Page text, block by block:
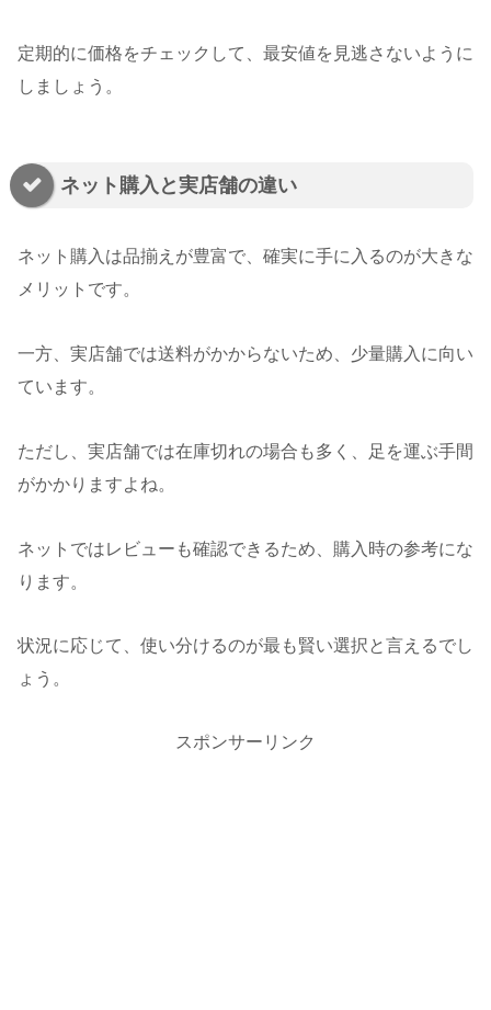
定期的に価格をチェックして、最安値を見逃さないように
しましょう。
ネット購入と実店舗の違い
ネット購入は品揃えが豊富で、確実に手に入るのが大きな
メリットです。
一方、実店舗では送料がかからないため、少量購入に向い
ています。
ただし、実店舗では在庫切れの場合も多く、足を運ぶ手間
がかかりますよね。
ネットではレビューも確認できるため、購入時の参考にな
ります。
状況に応じて、使い分けるのが最も賢い選択と言えるでし
ょう。
スポンサーリンク